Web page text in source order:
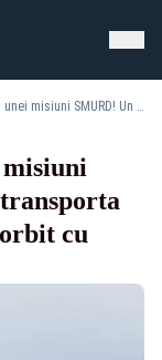
Pericol uriaș în timpul unei misiuni SMURD! Un elicopter care transporta un pacient grav rănit a fost orbit cu lasere
cu